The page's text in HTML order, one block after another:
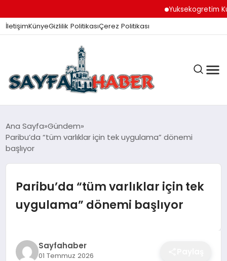
Yuksekogretim
İletişimKünyeGizlilik PolitikasıÇerez Politikası
ANA SAYFA
GÜNDEM
İZMIR HABERLERI
Ana Sayfa Gündem
Paribu’da “tüm varlıklar için tek uygulama” dönemi
başlıyor
Paribu’da “tüm varlıklar için tek
uygulama” dönemi başlıyor
Sayfahaber
01 Temmuz 2026